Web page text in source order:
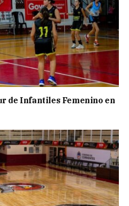
de Infantiles Femenino en